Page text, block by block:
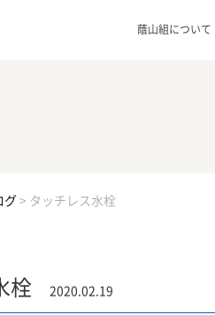
蔭山組について
グ > タッチレス水栓
栓 2020.02.19